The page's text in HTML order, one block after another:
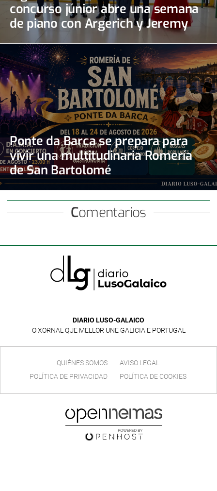
concurso júnior abre una semana
de piano con Argerich y Jeremy
Irons
Ponte da Barca se prepara para
vivir una multitudinaria Romería
de San Bartolomé
Comentarios
DIARIO LUSO-GALAICO
O XORNAL QUE MELLOR UNE GALICIA E PORTUGAL
QUIÉNES SOMOS
AVISO LEGAL
POLÍTICA DE PRIVACIDAD
POLÍTICA DE COOKIES